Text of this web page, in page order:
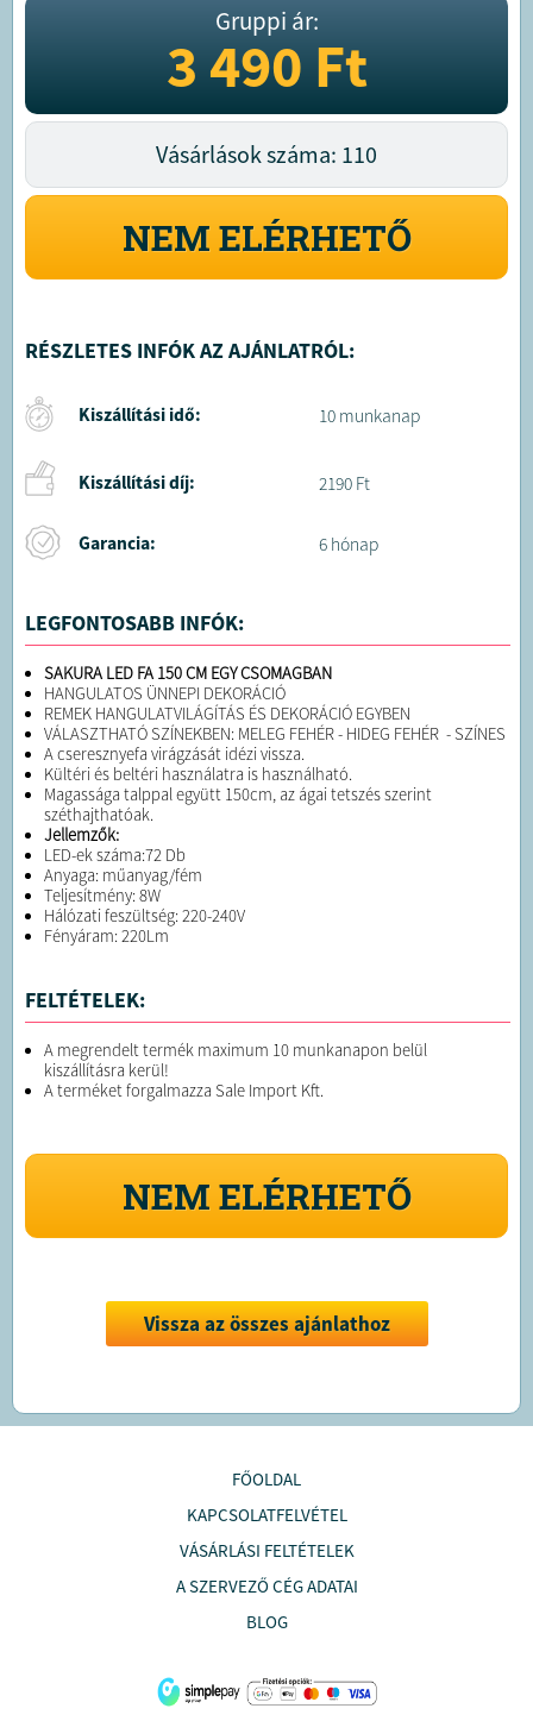
Gruppi ár:
3 490Ft
Vásárlások száma: 110
NEM ELÉRHETŐ
RÉSZLETES INFÓK AZ AJÁNLATRÓL:
Kiszállítási idő: 10 munkanap
Kiszállítási díj: 2190 Ft
Garancia: 6 hónap
LEGFONTOSABB INFÓK:
SAKURA LED FA 150 CM EGY CSOMAGBAN
HANGULATOS ÜNNEPI DEKORÁCIÓ
REMEK HANGULATVILÁGÍTÁS ÉS DEKORÁCIÓ EGYBEN
VÁLASZTHATÓ SZÍNEKBEN: MELEG FEHÉR - HIDEG FEHÉR - SZÍNES
A cseresznyefa virágzását idézi vissza.
Kültéri és beltéri használatra is használható.
Magassága talppal együtt 150cm, az ágai tetszés szerint
széthajthatóak.
Jellemzők:
LED-ek száma:72 Db
Anyaga: műanyag/fém
Teljesítmény: 8W
Hálózati feszültség: 220-240V
Fényáram: 220Lm
FELTÉTELEK:
A megrendelt termék maximum 10 munkanapon belül
kiszállításra kerül!
A terméket forgalmazza Sale Import Kft.
NEM ELÉRHETŐ
Vissza az összes ajánlathoz
FŐOLDAL
KAPCSOLATFELVÉTEL
VÁSÁRLÁSI FELTÉTELEK
A SZERVEZŐ CÉG ADATAI
BLOG